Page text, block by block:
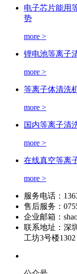
电子芯片能用
势
more >
锂电池等离子
more >
等离子体清洗
more >
国内等离子清
more >
在线真空等离
more >
服务电话：
售后服务：
企业邮箱：
联系地址： 深
工坊3号楼1302